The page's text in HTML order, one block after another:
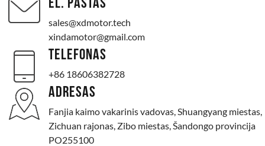
EL. PAŠTAS
sales@xdmotor.tech
xindamotor@gmail.com
TELEFONAS
+86 18606382728
ADRESAS
Fanjia kaimo vakarinis vadovas, Shuangyang miestas,
Zichuan rajonas, Zibo miestas, Šandongo provincija
PO255100